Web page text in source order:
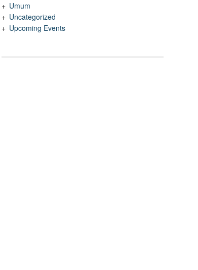
Umum
Uncategorized
Upcoming Events